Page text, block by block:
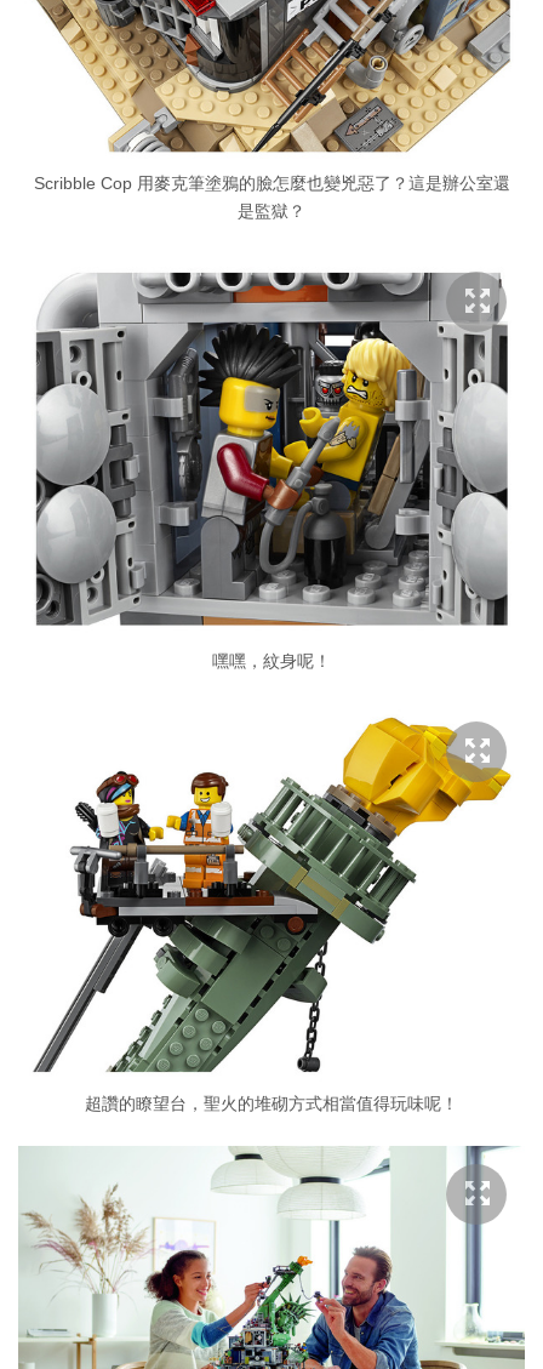
Scribble Cop 用麥克筆塗鴉的臉怎麼也變兇惡了？這是辦公室還
是監獄？
嘿嘿，紋身呢！
超讚的瞭望台，聖火的堆砌方式相當值得玩味呢！